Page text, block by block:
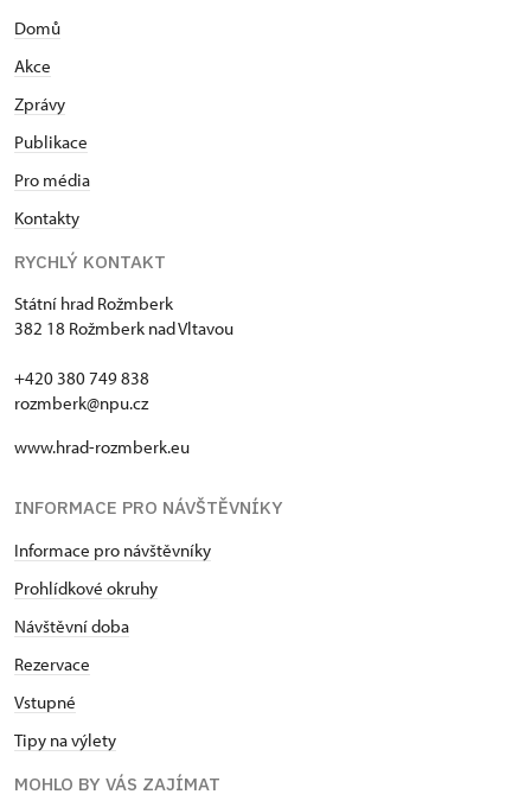
Domů
Akce
Zprávy
Publikace
Pro média
Kontakty
RYCHLÝ KONTAKT
Státní hrad Rožmberk
382 18 Rožmberk nad Vltavou
+420 380 749 838
rozmberk@npu.cz
www.hrad-rozmberk.eu
INFORMACE PRO NÁVŠTĚVNÍKY
Informace pro návštěvníky
Prohlídkové okruhy
Návštěvní doba
Rezervace
Vstupné
Tipy na výlety
MOHLO BY VÁS ZAJÍMAT